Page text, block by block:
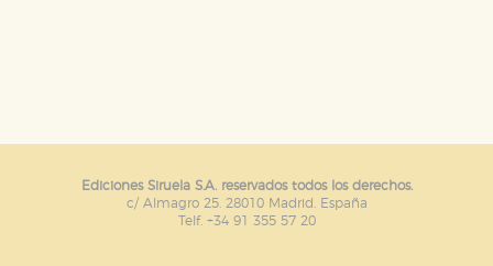
Ediciones Siruela S.A. reservados todos los derechos.
c/ Almagro 25. 28010 Madrid. España
Telf. +34 91 355 57 20
relevante para sus intereses en otros sitios. No
navegador y dispositivo de internet.